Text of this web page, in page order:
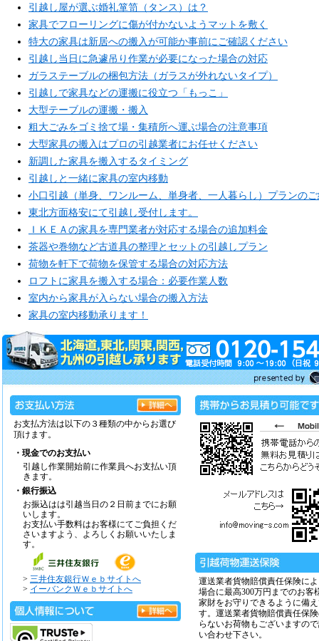
引越し屋が選ぶ婚礼箪笥（タンス）は？
家具でフローリングに傷が付かないようマットを敷く
特大の家具は新居への搬入が可能か事前にご確認ください
引越し当日に急遽吊り作業が必要になった場合の対応
ガラステーブルの梱包方法（ガラスが外れないタイプ）
引越しで家具などの運搬に役立つ「もっこ」
大型テーブルの運搬・搬入
粗大ごみをゴミ捨て場・集積所へ運ぶ場合の注意事項
大型家具の搬入はプロの引越業者にお任せください
新調した家具を搬入するタイミング
引越しと一緒に家具の室内移動
小口引越（単身、ワンルーム、単身者、一人暮らし）プランの
東北方面格安にて引越し受付します。
ＩＫＥＡの家具を専門業者が対応する場合の追加料金
茶器や巻物など古道具の整理とセットの引越しプラン
荷物を軒下で荷物を保管する場合の対応方法
ロフトに家具を搬入する場合：必要作業人数
室内から家具が入らない場合の搬入方法
家具の室内移動承ります！
お支払方法は以下の３種類の中からお選び
頂けます。
・現金でのお支払い
引越し作業開始前に作業員へお支払い頂
きます。
・銀行振込
お振込はは引越当日の２日前までにお願
いします。
お支払い手数料はお客様にてご負担くだ
さいますよう、よろしくお願いいたしま
す。
> 三井住友銀行Ｗｅｂサイトへ
> イーバンクＷｅｂサイトへ
運送業者貨物賠償責任保険に
場合に最高300万円までのお客
家財をお守りできるように備
す。運送業者貨物賠償責任保
らないお荷物もございますの
い合わせ下さい。